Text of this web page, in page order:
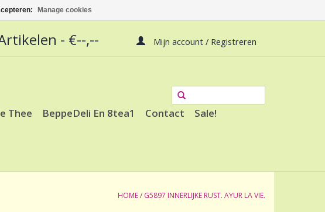
- €--,-- Mijn account / Registreren
Thee BeppeDeli En 8tea1 Contact
Sale!
HOME/ G5897 INNERLIJKE RUST. AYUR LA VIE.
Manage cookies